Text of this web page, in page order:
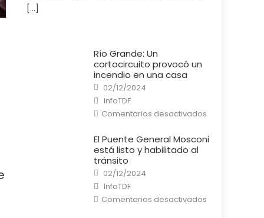
[…]
Río Grande: Un
cortocircuito provocó un
incendio en una casa
Posted
on
02/12/2024
Author
InfoTDF
Comentarios desactivadosen
Río
Un
cortocircuito
El Puente General Mosconi
está listo y habilitado al
tránsito
Posted
on
02/12/2024
Author
InfoTDF
Comentarios desactivadosen
El